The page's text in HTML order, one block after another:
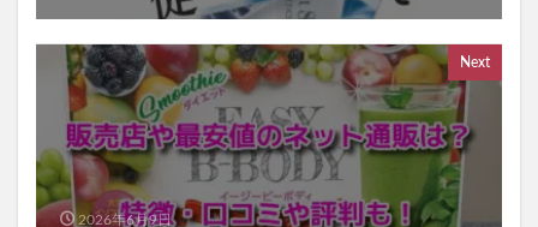
Next
2026年6月9日